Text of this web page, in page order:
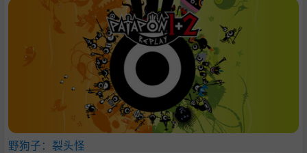
野狗子：裂头怪